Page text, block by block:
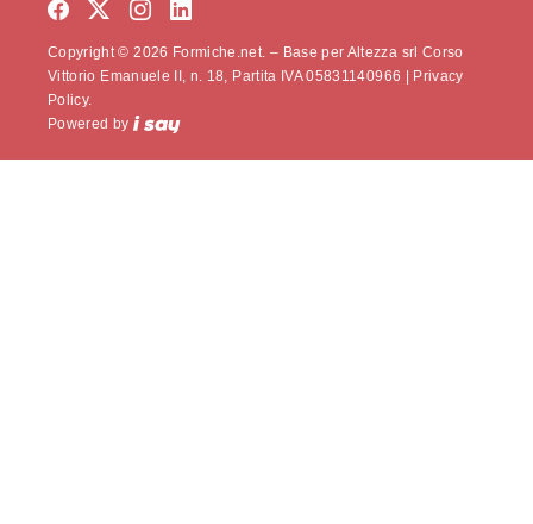
Copyright © 2026 Formiche.net. – Base per Altezza srl Corso
Vittorio Emanuele II, n. 18, Partita IVA 05831140966 | Privacy
Policy.
Powered by